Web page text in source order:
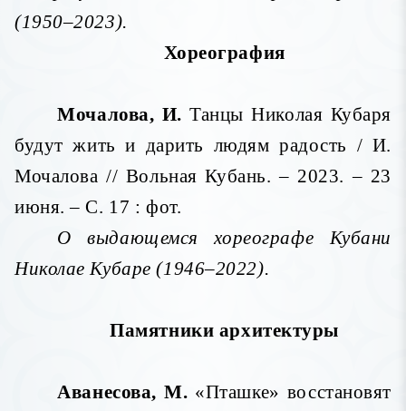
(1950–2023).
Хореография
Мочалова, И.Танцы Николая Кубаря
будут жить и дарить людям радость / И.
Мочалова // Вольная Кубань. – 2023. – 23
июня. – С. 17 : фот.
О выдающемся хореографе Кубани
Николае Кубаре (1946–2022).
Памятники архитектуры
Аванесова, М. «Пташке» восстановят